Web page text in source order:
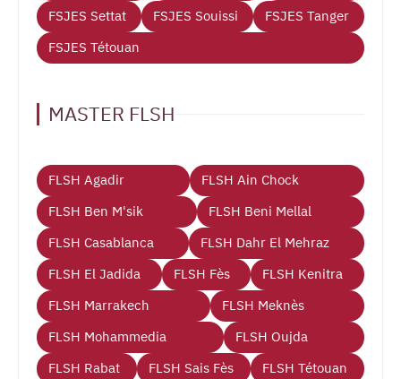
FSJES Settat
FSJES Souissi
FSJES Tanger
FSJES Tétouan
MASTER FLSH
FLSH Agadir
FLSH Ain Chock
FLSH Ben M'sik
FLSH Beni Mellal
FLSH Casablanca
FLSH Dahr El Mehraz
FLSH El Jadida
FLSH Fès
FLSH Kenitra
FLSH Marrakech
FLSH Meknès
FLSH Mohammedia
FLSH Oujda
FLSH Rabat
FLSH Sais Fès FLSH Tétouan